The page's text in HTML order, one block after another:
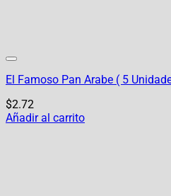
El Famoso Pan Arabe ( 5
$2.72
Añadir al carrito